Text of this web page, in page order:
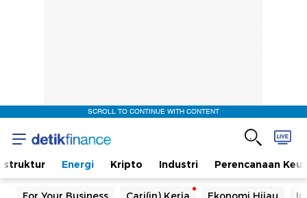
SCROLL TO CONTINUE WITH CONTENT
Energi Kripto Industri Perencanaan